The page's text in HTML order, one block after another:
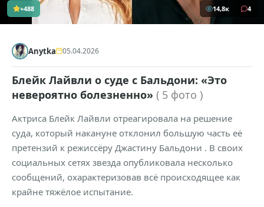
+488 14,8к 4
Anytka 05.04.2026
Блейк Лайвли о суде с Бальдони: «Это
невероятно болезненно» ( 5 фото )
Актриса Блейк Лайвли отреагировала на решение
суда, который накануне отклонил большую часть её
претензий к режиссёру Джастину Бальдони . В своих
социальных сетях звезда опубликовала несколько
сообщений, охарактеризовав всё происходящее как
крайне тяжёлое испытание.